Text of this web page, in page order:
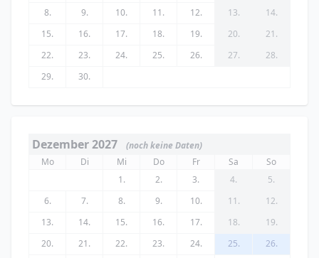
8.
9. 10. 11. 12. 13.
14.
15.
16. 17. 18. 19. 20.
21.
22.
23. 24. 25. 26. 27.
28.
29.
30.
Dezember 2027
(noch keine Daten)
Mo
Di Mi Do Fr Sa
So
1.
2. 3. 4.
5.
6.
7. 8. 9. 10. 11.
12.
13.
14. 15. 16. 17. 18.
19.
20.
21. 22. 23. 24. 25.
26.